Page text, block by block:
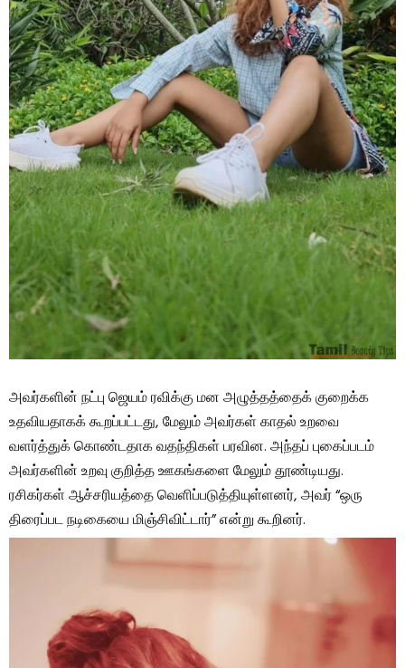
அவர்களின் நட்பு ஜெயம் ரவிக்கு மன அழுத்தத்தைக் குறைக்க
உதவியதாகக் கூறப்பட்டது, மேலும் அவர்கள் காதல் உறவை
வளர்த்துக் கொண்டதாக வதந்திகள் பரவின. அந்தப் புகைப்படம்
அவர்களின் உறவு குறித்த ஊகங்களை மேலும் தூண்டியது.
ரசிகர்கள் ஆச்சரியத்தை வெளிப்படுத்தியுள்ளனர், அவர் “ஒரு
திரைப்பட நடிகையை மிஞ்சிவிட்டார்” என்று கூறினர்.